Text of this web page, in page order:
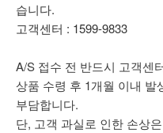
습니다.
고객센터 : 1599-9833
A/S 접수 전 반드시 고객센
상품 수령 후 1개월 이내 발
부담합니다.
단, 고객 과실로 인한 손상